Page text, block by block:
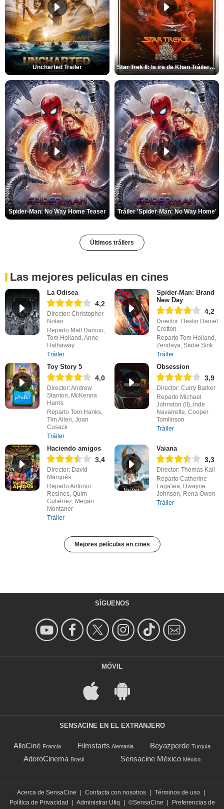
Uncharted Trailer Star Trek II: la ira de Khan Tráiler VO
Spider-Man: No Way Home Teaser Tráiler 'Spider-Man: No Way Home'
Últimos tráilers
Las mejores películas en cines
La Odisea
4,2
Director: Christopher
Nolan
Reparto Matt Damon,
Tom Holland, Anne
Hathaway
Tráiler
Spider-Man: Brand
New Day
4,2
Director: Destin Daniel
Cretton
Reparto Tom Holland,
Zendaya, Sadie Sink
Tráiler
Toy Story 5
4,0
Director: Andrew
Stanton, McKenna
Harris
Reparto Tom Hanks,
Tim Allen, Joan
Cusack
Tráiler
Obsession
3,9
Director: Curry Barker
Reparto Michael
Johnston (II), Inde
Navarrette, Cooper
Tomlinson
Tráiler
Haciendo amigos
3,4
Director: David
Marqués
Reparto Antonio
Resines, Quim
Gutiérrez, Megan
Montaner
Tráiler
Vaiana
3,3
Director: Thomas Kail
Reparto Catherine
Laga'aia, Dwayne
Johnson, Rena Owen
Tráiler
Mejores películas en cines
SÍGUENOS
MÓVIL
SENSACINE EN EL EXTRANJERO
AlloCiné Francia Filmstarts Alemania Beyazperde Turquía
AdoroCinema Brasil Sensacine México México
Acerca de SensaCine | Contacta con nosotros | Términos de uso |
Política de Privacidad
| Administrar Utiq | ©SensaCine |
Preferencias de